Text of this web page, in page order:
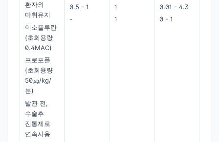
환자의
마취유지
이소플루란
(초회용량
0.4MAC)
프로포폴
(초회용량
50㎍/kg/
분)
발관 전,
수술후
진통제로
연속사용
0.5 - 1
-
1
1
0.01 - 4.3
0 - 1